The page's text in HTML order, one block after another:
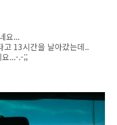
요...
고 13시간을 날아갔는데..
...-.-;;